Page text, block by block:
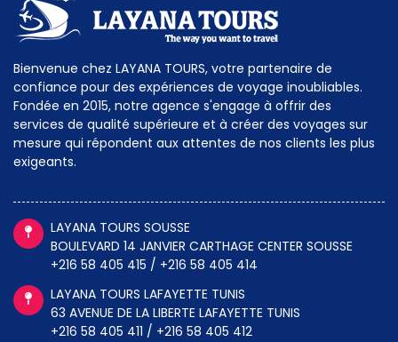
Bienvenue chez LAYANA TOURS, votre partenaire de
confiance pour des expériences de voyage inoubliables.
Fondée en 2015, notre agence s'engage à offrir des
services de qualité supérieure et à créer des voyages sur
mesure qui répondent aux attentes de nos clients les plus
exigeants.
LAYANA TOURS SOUSSE
BOULEVARD 14 JANVIER CARTHAGE CENTER SOUSSE
+216 58 405 415 / +216 58 405 414
LAYANA TOURS LAFAYETTE TUNIS
63 AVENUE DE LA LIBERTE LAFAYETTE TUNIS
+216 58 405 411 / +216 58 405 412